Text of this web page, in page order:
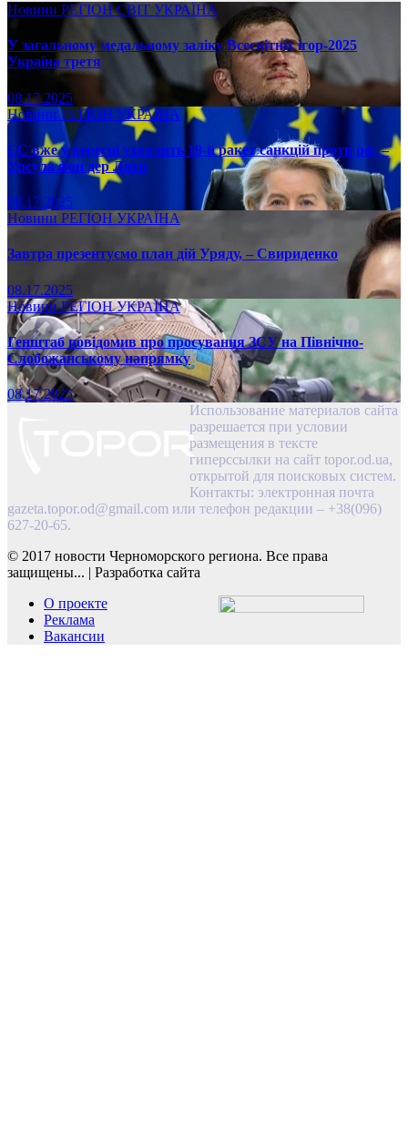
Новини РЕГІОНСВІТ УКРАЇНА
У загальному медальному заліку Всесвітніх ігор-2025
Україна третя
08.17.2025
НовиниРЕГІОН УКРАЇНА
ЄС вже у вересні ухвалить 19-й ракет санкцій проти рф, –
Урсула фон дер Ляєн
08.17.2025
Новини РЕГІОН УКРАЇНА
Завтра презентуємо план дій Уряду, – Свириденко
08.17.2025
НовиниРЕГІОНУКРАЇНА
Генштаб повідомив про просування ЗСУ на Північно-
Слобожанському напрямку
08.17.2025
Использование материалов сайта
разрешается при условии
размещения в тексте
гиперссылки на сайт topor.od.ua,
открытой для поисковых систем.
Контакты: электронная почта
gazeta.topor.od@gmail.com или телефон редакции – +38(096)
627-20-65.
© 2017 новости Черноморского региона. Все права
защищены... | Разработка сайта
О проекте
Реклама
Вакансии